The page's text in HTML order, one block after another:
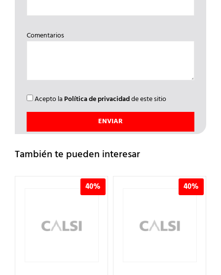
Comentarios
Acepto la Política de privacidadde este sitio
También te pueden interesar